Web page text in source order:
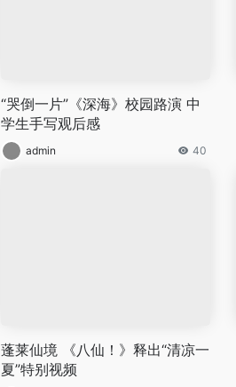
“哭倒一片”《深海》校园路演 中
学生手写观后感
admin 40
蓬莱仙境 《八仙！》释出“清凉一
夏”特别视频